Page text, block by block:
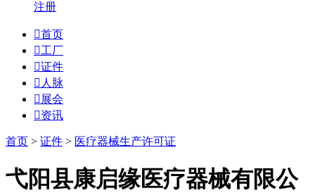
注册
首页
工厂
证件
 人脉
 展会
资讯
首页 > 证件 > 医疗器械生产许可证
弋阳县康启缘医疗器械有限公